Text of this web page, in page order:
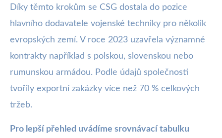
Díky těmto krokům se CSG dostala do pozice
hlavního dodavatele vojenské techniky pro několik
evropských zemí. V roce 2023 uzavřela významné
kontrakty například s polskou, slovenskou nebo
rumunskou armádou. Podle údajů společnosti
tvořily exportní zakázky více než 70 % celkových
tržeb.
Pro lepší přehled uvádíme srovnávací tabulku